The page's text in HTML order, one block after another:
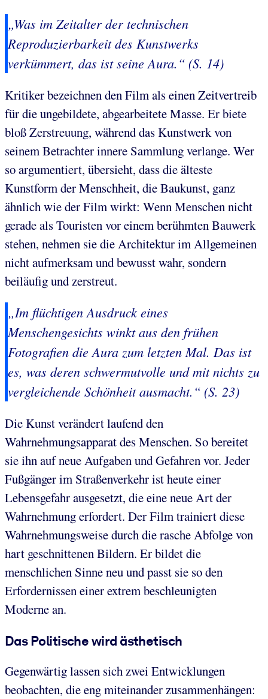
„Was im Zeitalter der technischen
Reproduzierbarkeit des Kunstwerks
verkümmert, das ist seine Aura.“ (S. 14)
Kritiker bezeichnen den Film als einen Zeitvertreib
für die ungebildete, abgearbeitete Masse. Er biete
bloß Zerstreuung, während das Kunstwerk von
seinem Betrachter innere Sammlung verlange. Wer
so argumentiert, übersieht, dass die älteste
Kunstform der Menschheit, die Baukunst, ganz
ähnlich wie der Film wirkt: Wenn Menschen nicht
gerade als Touristen vor einem berühmten Bauwerk
stehen, nehmen sie die Architektur im Allgemeinen
nicht aufmerksam und bewusst wahr, sondern
beiläufig und zerstreut.
„Im flüchtigen Ausdruck eines
Menschengesichts winkt aus den frühen
Fotografien die Aura zum letzten Mal. Das ist
es, was deren schwermutvolle und mit nichts zu
vergleichende Schönheit ausmacht.“ (S. 23)
Die Kunst verändert laufend den
Wahrnehmungsapparat des Menschen. So bereitet
sie ihn auf neue Aufgaben und Gefahren vor. Jeder
Fußgänger im Straßenverkehr ist heute einer
Lebensgefahr ausgesetzt, die eine neue Art der
Wahrnehmung erfordert. Der Film trainiert diese
Wahrnehmungsweise durch die rasche Abfolge von
hart geschnittenen Bildern. Er bildet die
menschlichen Sinne neu und passt sie so den
Erfordernissen einer extrem beschleunigten
Moderne an.
Das Politische wird ästhetisch
Gegenwärtig lassen sich zwei Entwicklungen
beobachten, die eng miteinander zusammenhängen: